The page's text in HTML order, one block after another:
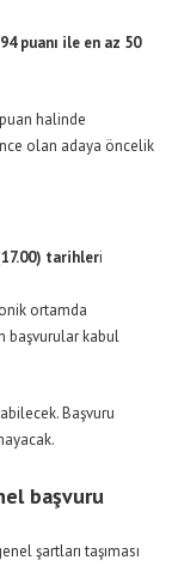
puanı ile en az 50
halinde
olan adaya öncelik
tarihleri
ortamda
başvurular kabul
Başvuru
başvuru
şartları taşıması